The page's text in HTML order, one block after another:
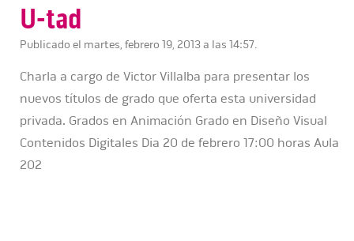
U-tad
Publicado el martes, febrero 19, 2013 a las 14:57.
Charla a cargo de Victor Villalba para presentar los
nuevos títulos de grado que oferta esta universidad
privada. Grados en Animación Grado en Diseño Visual
Contenidos Digitales Dia 20 de febrero 17:00 horas Aula
202